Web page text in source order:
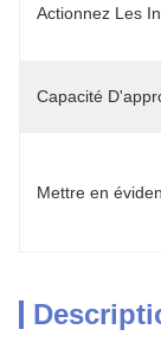
Actionnez Les
Capacité
Mettre en